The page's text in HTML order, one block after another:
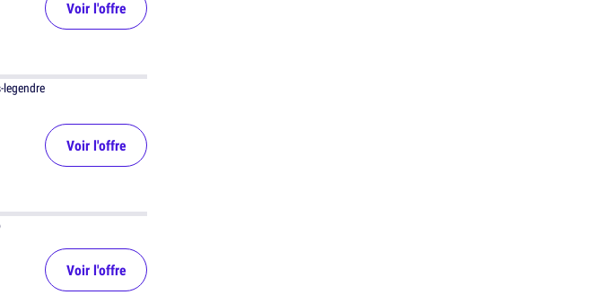
Voir l'offre
Voir l'offre
Voir l'offre